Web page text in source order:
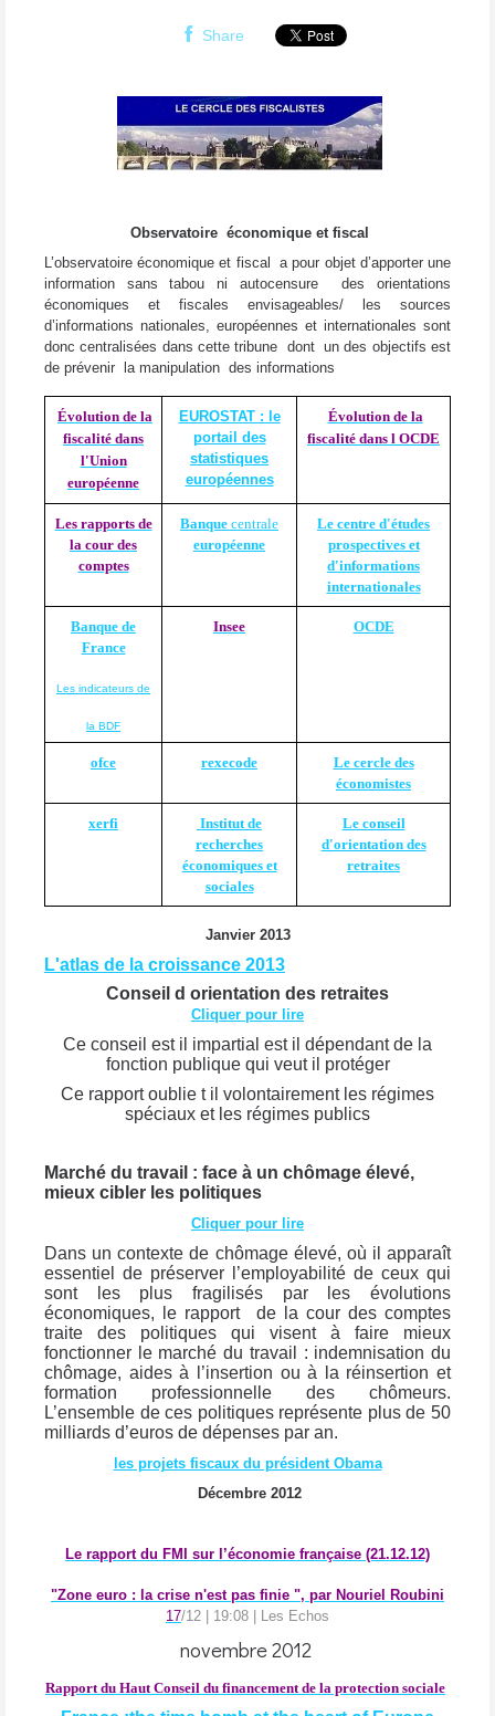
Share
Observatoire économique et fiscal
L’observatoire économique et fiscal a pour objet d’apporter une
information sans tabou ni autocensure des orientations
économiques et fiscales envisageables/ les sources
d’informations nationales, européennes et internationales sont
donc centralisées dans cette tribune dont un des objectifs est
de prévenir la manipulation des informations
Évolution de la
fiscalité dans
l'Union
européenne
EUROSTAT : le
portail des
statistiques
européennes
Évolution de la
fiscalité dans l OCDE
Les rapports de
la cour des
comptes
Banque centrale
européenne
Le centre d'études
prospectives et
d'informations
internationales
Banque de
France
Les indicateurs de
la BDF
Insee OCDE
ofce rexecode
Le cercle des
économistes
xerfi
Institut de
recherches
économiques et
sociales
Le conseil
d'orientation des
retraites
Janvier 2013
L'atlas de la croissance 2013
Conseil d orientation des retraites
Cliquer pour lire
Ce conseil est il impartial est il dépendant de la
fonction publique qui veut il protéger
Ce rapport oublie t il volontairement les régimes
spéciaux et les régimes publics
Marché du travail : face à un chômage élevé,
mieux cibler les politiques
Cliquer pour lire
Dans un contexte de chômage élevé, où il apparaît
essentiel de préserver l’employabilité de ceux qui
sont les plus fragilisés par les évolutions
économiques, le rapport
de la cour des comptes
traite des politiques qui visent à faire mieux
fonctionner le marché du travail : indemnisation du
chômage, aides à l’insertion ou à la réinsertion et
formation professionnelle des chômeurs.
L’ensemble de ces politiques représente plus de 50
milliards d’euros de dépenses par an.
les projets fiscaux du président Obama
Décembre 2012
Le rapport du FMI sur l’économie française (21.12.12)
"Zone euro : la crise n'est pas finie ", par Nouriel Roubini
17/12 | 19:08 | Les Echos
novembre 2012
Rapport du Haut Conseil du financement de la protection sociale